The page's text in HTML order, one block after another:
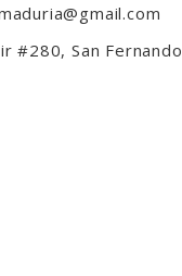
#280, San Fernando